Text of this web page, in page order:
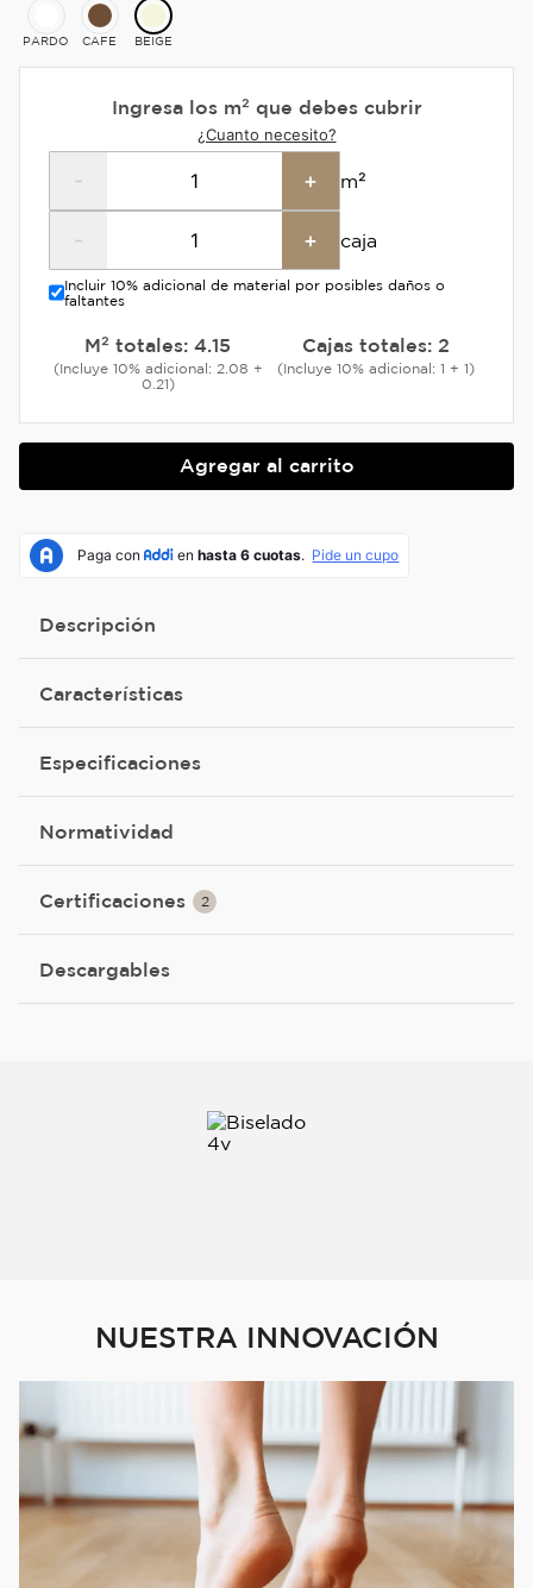
PARDO CAFE BEIGE
Ingresa los m² que debes cubrir
¿Cuanto necesito?
- + m²
- + caja
Incluir 10% adicional de material por posibles daños o
faltantes
M² totales: 4.15
(Incluye 10% adicional: 2.08 +
0.21)
Cajas totales: 2
(Incluye 10% adicional: 1 + 1)
Agregar al carrito
Descripción
Características
Especificaciones
Normatividad
Certificaciones 2
Descargables
NUESTRA INNOVACIÓN